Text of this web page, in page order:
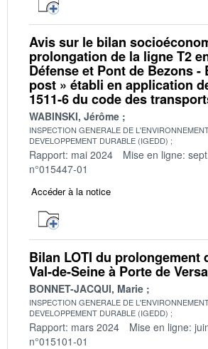
Avis sur le bilan
prolongation de la ligne T2
Défense et Pont de Bezons -
post » établi en application
1511-6 du code des
WABINSKI, Jérôme
INSPECTION GENERALE DE
DEVELOPPEMENT DURABLE (IGEDD)
Rapport: mai 2024 Mise en ligne:
n°015447-01
Accéder à la notice
Bilan LOTI du prolongement
Val-de-Seine à Porte de
BONNET-JACQUI, Marie
INSPECTION GENERALE DE
DEVELOPPEMENT DURABLE (IGEDD)
Rapport: mars 2024 Mise en ligne:
n°015101-01